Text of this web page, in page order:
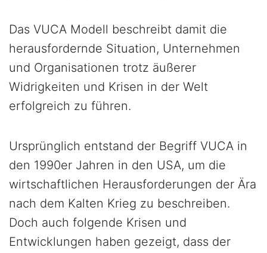
Das VUCA Modell beschreibt damit die
herausfordernde Situation, Unternehmen
und Organisationen trotz äußerer
Widrigkeiten und Krisen in der Welt
erfolgreich zu führen.
Ursprünglich entstand der Begriff VUCA in
den 1990er Jahren in den USA, um die
wirtschaftlichen Herausforderungen der Ära
nach dem Kalten Krieg zu beschreiben.
Doch auch folgende Krisen und
Entwicklungen haben gezeigt, dass der